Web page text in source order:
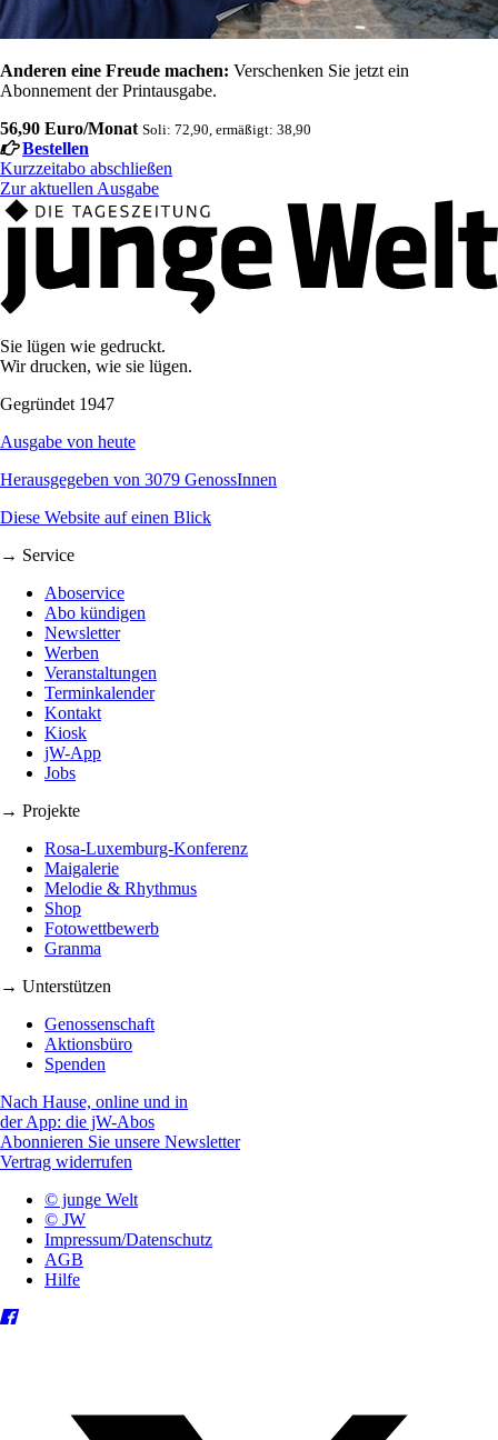
Anderen eine Freude machen: Verschenken Sie jetzt ein
Abonnement der Printausgabe.
56,90 Euro/Monat Soli: 72,90, ermäßigt: 38,90
Bestellen
Kurzzeitabo abschließen
Zur aktuellen Ausgabe
Sie lügen wie gedruckt.
Wir drucken, wie sie lügen.
Gegründet 1947
Ausgabe von heute
Herausgegeben von 3079 GenossInnen
Diese Website auf einen Blick
→ Service
Aboservice
Abo kündigen
Newsletter
Werben
Veranstaltungen
Terminkalender
Kontakt
Kiosk
jW-App
Jobs
→ Projekte
Rosa-Luxemburg-Konferenz
Maigalerie
Melodie & Rhythmus
Shop
Fotowettbewerb
Granma
→ Unterstützen
Genossenschaft
Aktionsbüro
Spenden
Nach Hause, online und in
der App: die jW-Abos
Abonnieren Sie unsere Newsletter
Vertrag widerrufen
© junge Welt
© JW
Impressum/Datenschutz
AGB
Hilfe